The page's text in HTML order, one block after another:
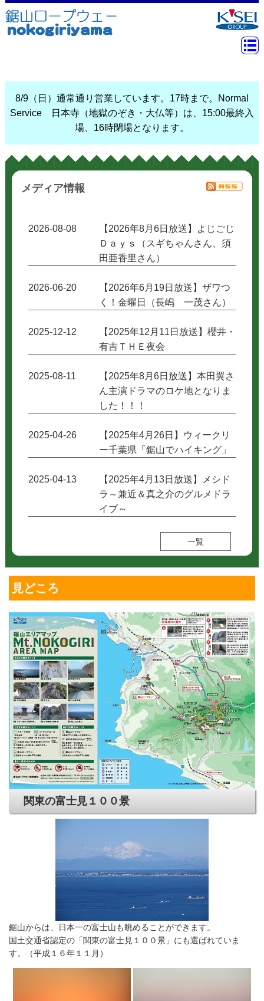
8/9（日）通常通り営業しています。17時まで。Normal
Service 日本寺（地獄のぞき・大仏等）は、15:00最終入
場、16時閉場となります。
メディア情報
2026-08-08
【2026年8月6日放送】よじごじ
Ｄａｙｓ（スギちゃんさん、須
田亜香里さん）
2026-06-20
【2026年6月19日放送】ザワつ
く！金曜日（長嶋 一茂さん）
2025-12-12
【2025年12月11日放送】櫻井・
有吉ＴＨＥ夜会
2025-08-11
【2025年8月6日放送】本田翼さ
ん主演ドラマのロケ地となりま
した！！！
2025-04-26
【2025年4月26日】ウィークリ
ー千葉県「鋸山でハイキング」
2025-04-13
【2025年4月13日放送】メシド
ラ～兼近＆真之介のグルメドラ
イブ～
一覧
見どころ
関東の富士見１００景
鋸山からは、日本一の富士山も眺めることができます。
国土交通省認定の「関東の富士見１００景」にも選ばれていま
す。（平成１６年１１月）